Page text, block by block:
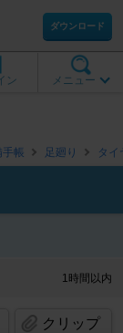
ダウンロード
メニュー
ン
手帳 足廻り タイ
1時間以内
クリップ